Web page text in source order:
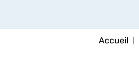
Accueil